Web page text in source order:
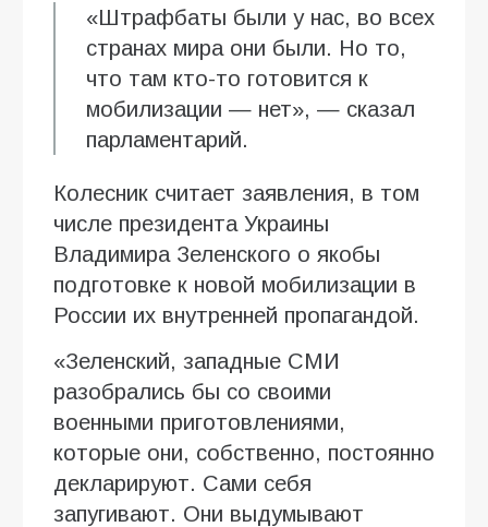
«Штрафбаты были у нас, во всех
странах мира они были. Но то,
что там кто-то готовится к
мобилизации — нет», — сказал
парламентарий.
Колесник считает заявления, в том
числе президента Украины
Владимира Зеленского о якобы
подготовке к новой мобилизации в
России их внутренней пропагандой.
«Зеленский, западные СМИ
разобрались бы со своими
военными приготовлениями,
которые они, собственно, постоянно
декларируют. Сами себя
запугивают. Они выдумывают